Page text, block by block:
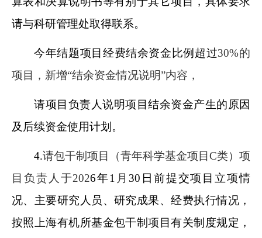
请与科研管理处取得联系。
今年结题项目经费结余资金比例超过30%的
项目，新增“结余资金情况说明”内容，
请项目负责人说明项目结余资金产生的原因
及后续资金使用计划。
4.请包干制项目（青年科学基金项目C类）项
目负责人于2026年1 月 30日前提交项目立项情
况、主要研究人员、研究成果、经费执行情况，
按照上海有机所基金包干制项目有关制度规定，